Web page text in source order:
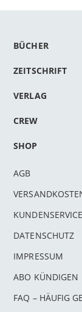
BÜCHER
ZEITSCHRIFT
VERLAG
CREW
SHOP
AGB
KUNDENSERVICE
DATENSCHUTZ
IMPRESSUM
ABO KÜNDIGEN
FAQ – HÄUFIG